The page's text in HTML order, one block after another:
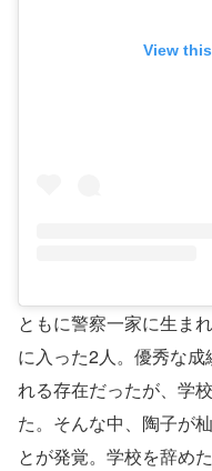
View
ともに警察一家に生ま
に入った2人。優秀な
れる存在だったが、学
た。そんな中、陶子が
とが発覚。学校を辞め